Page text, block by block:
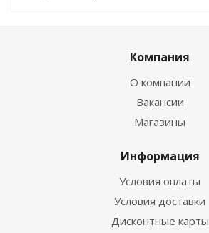
Компания
О компании
Вакансии
Магазины
Информация
Условия оплаты
Условия доставки
Дисконтные карты